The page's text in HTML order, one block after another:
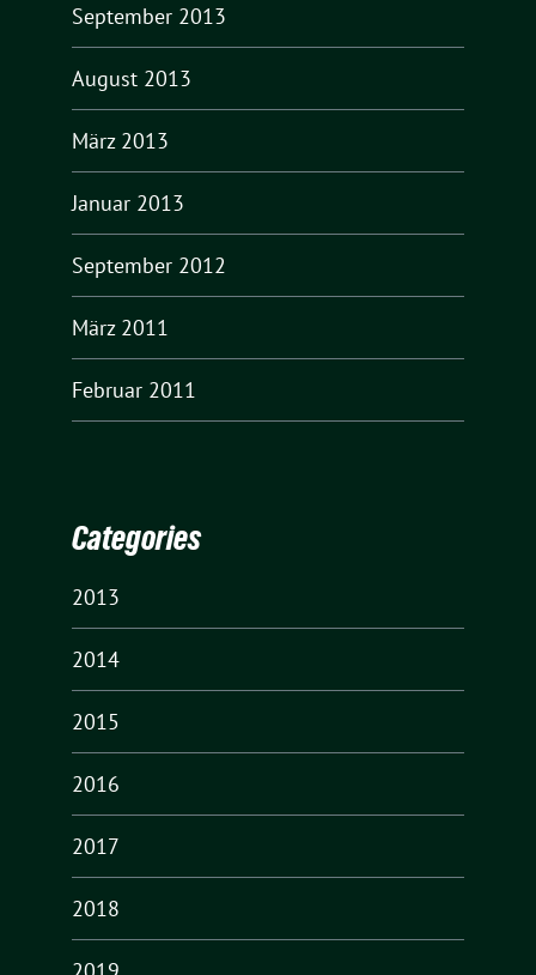
September 2013
August 2013
März 2013
Januar 2013
September 2012
März 2011
Februar 2011
Categories
2013
2014
2015
2016
2017
2018